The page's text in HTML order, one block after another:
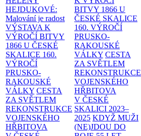
HEJDUKOVÉ:
Malování je radost
VÝSTAVA K
VÝROČÍ BITVY
1866 U ČESKÉ
SKALICE 160.
VÝROČÍ
PRUSKO-
RAKOUSKÉ
VÁLKY CESTA
ZA SVĚTLEM
REKONSTRUKCE
VOJENSKÉHO
HŘBITOVA
BITVY 1866 U
ČESKÉ SKALICE
160. VÝROČÍ
PRUSKO-
RAKOUSKÉ
VÁLKY CESTA
ZA SVĚTLEM
REKONSTRUKCE
VOJENSKÉHO
HŘBITOVA
V ČESKÉ
SKALICI 2023–
2025 KDYŽ MUŽI
(NE)JDOU DO